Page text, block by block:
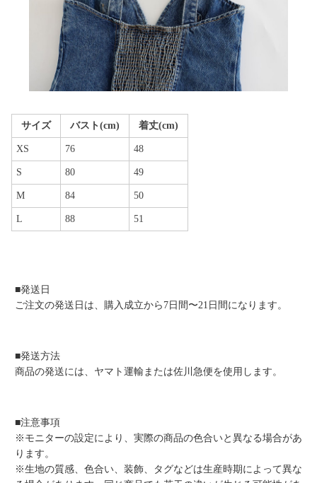
サイズ バスト(cm) 着丈(cm)
XS 76 48
S 80 49
M 84 50
L 88 51
■発送日
ご注文の発送日は、購入成立から7日間〜21日間になります。
■発送方法
商品の発送には、ヤマト運輸または佐川急便を使用します。
■注意事項
※モニターの設定により、実際の商品の色合いと異なる場合があ
ります。
※生地の質感、色合い、装飾、タグなどは生産時期によって異な